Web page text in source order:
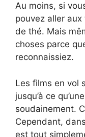
Au moins, si
pouvez aller
de thé. Mais
choses parce
reconnaissiez.
Les films en vol
jusqu’à ce
soudainement.
Cependant,
est tout